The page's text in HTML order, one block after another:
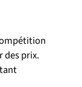
des prix.